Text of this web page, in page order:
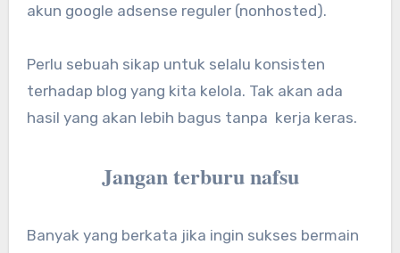
akun google adsense reguler (nonhosted).
Perlu sebuah sikap untuk selalu konsisten
terhadap blog yang kita kelola. Tak akan ada
hasil yang akan lebih bagus tanpa kerja keras.
Jangan terburu nafsu
Banyak yang berkata jika ingin sukses bermain